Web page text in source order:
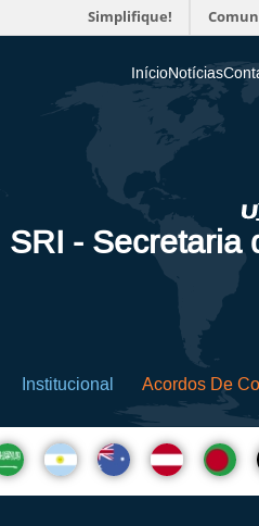
Simplifique!
InícioNotícias
SRI - Secretaria
Institucional Acordos De